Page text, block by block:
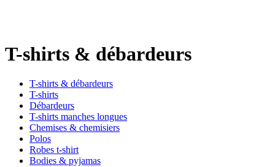
T-shirts & débardeurs
T-shirts & débardeurs
T-shirts
Débardeurs
T-shirts manches longues
Chemises & chemisiers
Polos
Robes t-shirt
Bodies & pyjamas